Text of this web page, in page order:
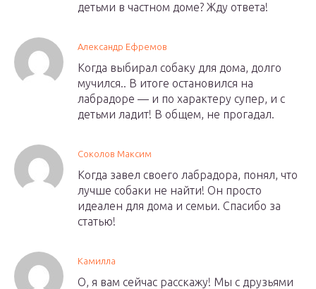
детьми в частном доме? Жду ответа!
Александр Ефремов
Когда выбирал собаку для дома, долго
мучился.. В итоге остановился на
лабрадоре — и по характеру супер, и с
детьми ладит! В общем, не прогадал.
Соколов Максим
Когда завел своего лабрадора, понял, что
лучше собаки не найти! Он просто
идеален для дома и семьи. Спасибо за
статью!
Камилла
О, я вам сейчас расскажу! Мы с друзьями